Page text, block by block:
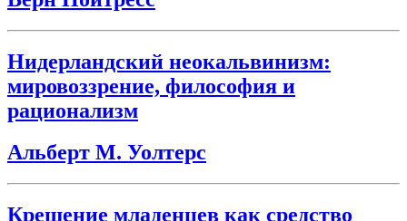
Нидерландский неокальвинизм:
мировоззрение, философия и
рационализм
Альберт М. Уолтерс
Крещение младенцев как средство